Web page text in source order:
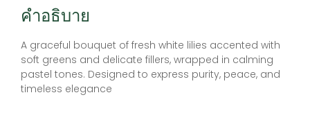
คำอธิบาย
A graceful bouquet of fresh white lilies accented with
soft greens and delicate fillers, wrapped in calming
pastel tones. Designed to express purity, peace, and
timeless elegance